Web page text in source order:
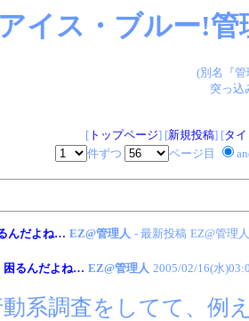
アイス・ブルー!
(別名『
突っ込
[トップページ] [新規投稿] [タ
件ずつ
ページ目
んだよね… EZ@管理人 - 最新投稿 EZ@管理人
困るんだよね… EZ@管理人 2005/02/16(水
系調査をしてて、例